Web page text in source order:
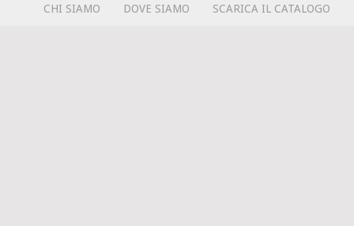
CHI SIAMO
DOVE SIAMO SCARICA IL CATALOGO